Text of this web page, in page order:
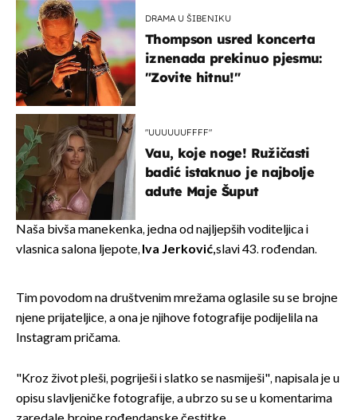
DRAMA U ŠIBENIKU
Thompson usred koncerta
iznenada prekinuo pjesmu:
"Zovite hitnu!"
"UUUUUUFFFF"
Vau, koje noge! Ružičasti
badić istaknuo je najbolje
adute Maje Šuput
Naša bivša manekenka, jedna od najljepših voditeljica i
vlasnica salona ljepote,Iva Jerković,slavi 43. rođendan.
Tim povodom na društvenim mrežama oglasile su se brojne
njene prijateljice, a ona je njihove fotografije podijelila na
Instagram pričama.
"Kroz život pleši, pogriješi i slatko se nasmiješi", napisala je u
opisu slavljeničke fotografije, a ubrzo su se u komentarima